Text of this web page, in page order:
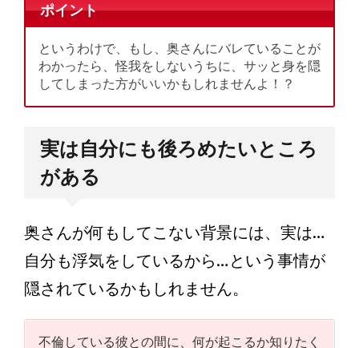
ポイント
というわけで、もし、奥さんにバレていることが
わかったら、怪我をしないうちに、サッと身を隠
してしまった方がいいかもしれませんよ！？
実は自分にも後ろめたいところ
がある
奥さんが何もしてこない背景には、実は…
自分も浮気をしているから…という事情が
隠されているかもしれません。
不倫している彼との間に、何が起こるか知りたく